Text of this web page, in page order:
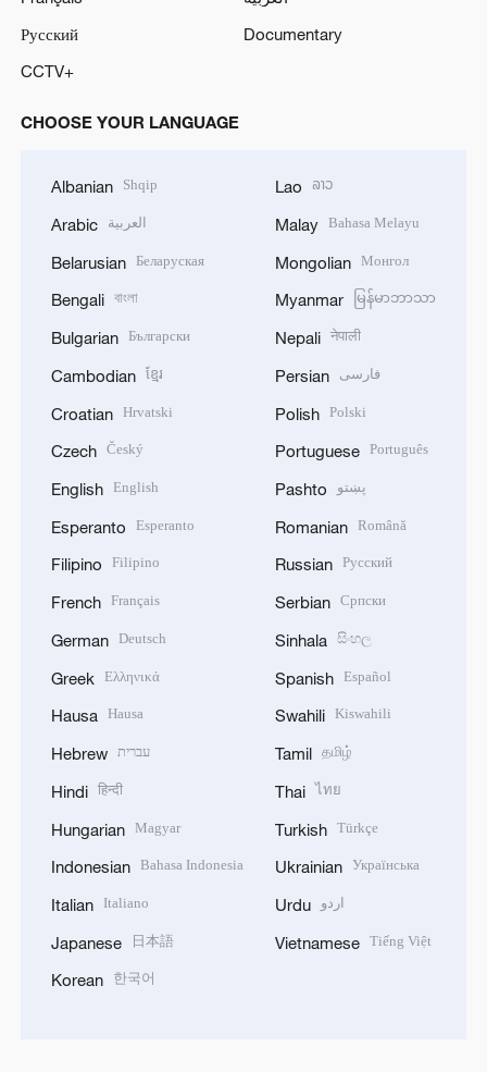
Русский
Documentary
CCTV+
CHOOSE YOUR LANGUAGE
Albanian Shqip
Arabic العربية
Belarusian Беларуская
Bengali বাংলা
Bulgarian Български
Cambodian ខ្មែរ
Croatian Hrvatski
Czech Český
English English
Esperanto Esperanto
Filipino Filipino
French Français
German Deutsch
Greek Ελληνικά
Hausa Hausa
Hebrew עברית
Hindi हिन्दी
Hungarian Magyar
Indonesian Bahasa Indonesia
Italian Italiano
Japanese 日本語
Korean 한국어
Lao ລາວ
Malay Bahasa Melayu
Mongolian Монгол
Myanmar မြန်မာဘာသာ
Nepali नेपाली
Persian فارسی
Polish Polski
Portuguese Português
Pashto پښتو
Romanian Română
Russian Русский
Serbian Српски
Sinhala සිංහල
Spanish Español
Swahili Kiswahili
Tamil தமிழ்
Thai ไทย
Turkish Türkçe
Ukrainian Українська
Urdu اردو
Vietnamese Tiếng Việt